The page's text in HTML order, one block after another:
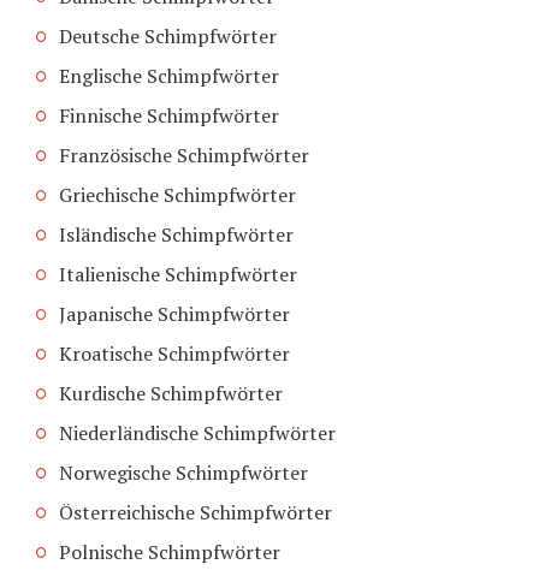
Deutsche Schimpfwörter
Englische Schimpfwörter
Finnische Schimpfwörter
Französische Schimpfwörter
Griechische Schimpfwörter
Isländische Schimpfwörter
Italienische Schimpfwörter
Japanische Schimpfwörter
Kroatische Schimpfwörter
Kurdische Schimpfwörter
Niederländische Schimpfwörter
Norwegische Schimpfwörter
Österreichische Schimpfwörter
Polnische Schimpfwörter